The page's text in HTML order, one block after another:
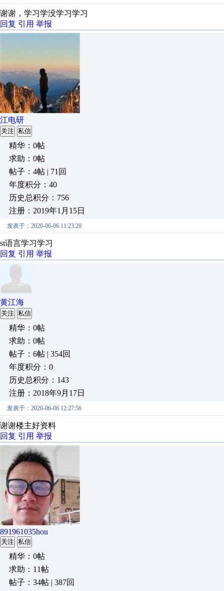
谢谢，学习学没学习学习
回复 引用 举报
江电研
关注 私信
精华：0帖
求助：0帖
帖子：4帖 | 71回
年度积分：40
历史总积分：756
注册：2019年1月15日
发表于：2020-06-06 11:23:20
st语言学习学习
回复 引用 举报
黄江海
关注 私信
精华：0帖
求助：0帖
帖子：6帖 | 354回
年度积分：0
历史总积分：143
注册：2018年9月17日
发表于：2020-06-06 12:27:56
谢谢楼主好资料
回复 引用 举报
891961035hou
关注 私信
精华：0帖
求助：11帖
帖子：34帖 | 387回